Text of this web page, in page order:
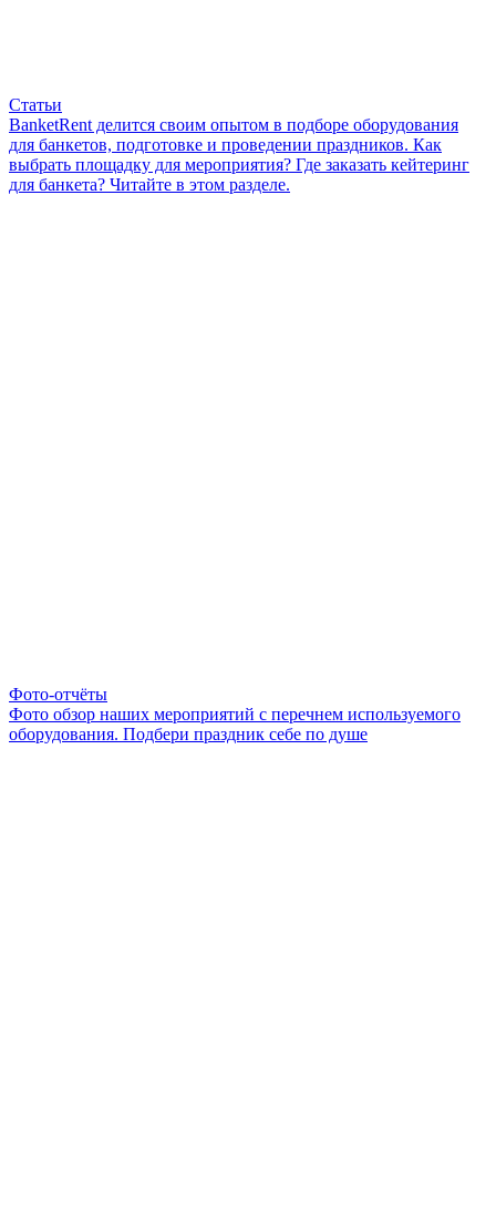
Статьи
BanketRent делится своим опытом в подборе оборудования
для банкетов, подготовке и проведении праздников. Как
выбрать площадку для мероприятия? Где заказать кейтеринг
для банкета? Читайте в этом разделе.
Фото-отчёты
Фото обзор наших мероприятий с перечнем используемого
оборудования. Подбери праздник себе по душе